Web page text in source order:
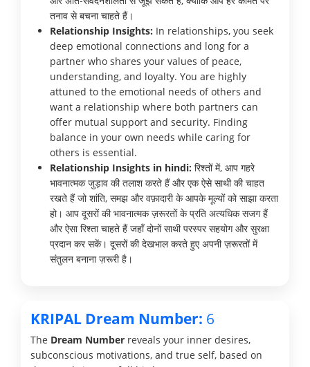
तनाव से बचना चाहते हैं।
Relationship Insights: In relationships, you seek
deep emotional connections and long for a
partner who shares your values of peace,
understanding, and loyalty. You are highly
attuned to the emotional needs of others and
want a relationship where both partners can
offer mutual support and security. Finding
balance in your own needs while caring for
others is essential.
Relationship Insights in hindi: रिश्तों में, आप गहरे
भावनात्मक जुड़ाव की तलाश करते हैं और एक ऐसे साथी की चाहत
रखते हैं जो शांति, समझ और वफ़ादारी के आपके मूल्यों को साझा करता
हो। आप दूसरों की भावनात्मक ज़रूरतों के प्रति अत्यधिक सजग हैं
और ऐसा रिश्ता चाहते हैं जहाँ दोनों साथी परस्पर सहयोग और सुरक्षा
प्रदान कर सकें। दूसरों की देखभाल करते हुए अपनी ज़रूरतों में
संतुलन बनाना ज़रूरी है।
KRIPAL Dream Number: 6
The Dream Number reveals your inner desires,
subconscious motivations, and true self, based on